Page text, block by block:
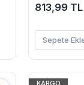
813,99 TL
Sepete
KARGO